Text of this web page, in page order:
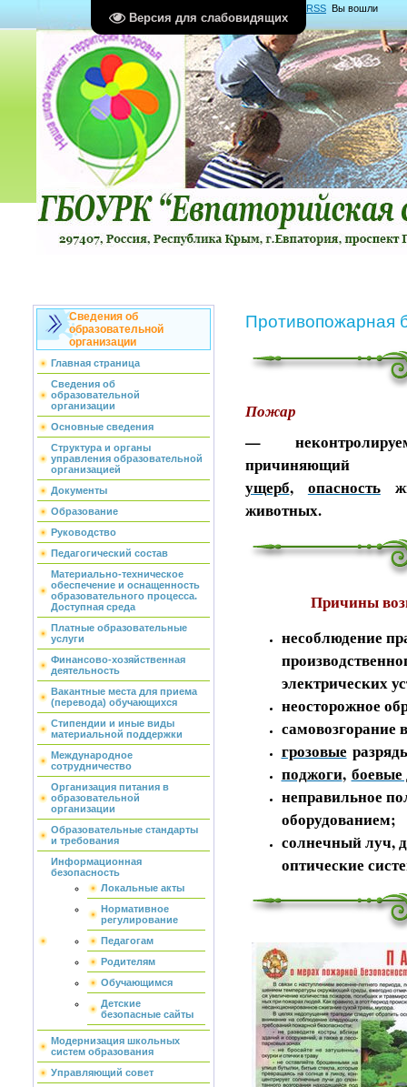
Версия для слабовидящих
RSS Вы вошли
какГость Группа "Гости"
Сведения об
образовательной
организации
Главная страница
Сведения об
образовательной
организации
Основные сведения
Структура и органы
управления образовательной
организацией
Документы
Образование
Руководство
Педагогический состав
Материально-техническое
обеспечение и оснащенность
образовательного процесса.
Доступная среда
Платные образовательные
услуги
Финансово-хозяйственная
деятельность
Вакантные места для приема
(перевода) обучающихся
Стипендии и иные виды
материальной поддержки
Международное
сотрудничество
Организация питания в
образовательной
организации
Образовательные стандарты
и требования
Информационная
безопасность
Локальные акты
Нормативное
регулирование
Педагогам
Родителям
Обучающимся
Детские
безопасные сайты
Модернизация школьных
систем образования
Управляющий совет
Противопожарная
Пожар
—
ущерб, опасность
животных.
Причины
несоблюдение
электрических
неосторожное
самовозгорание
грозовые
поджоги, боевые
неправильное
оборудованием;
солнечный луч,
оптические